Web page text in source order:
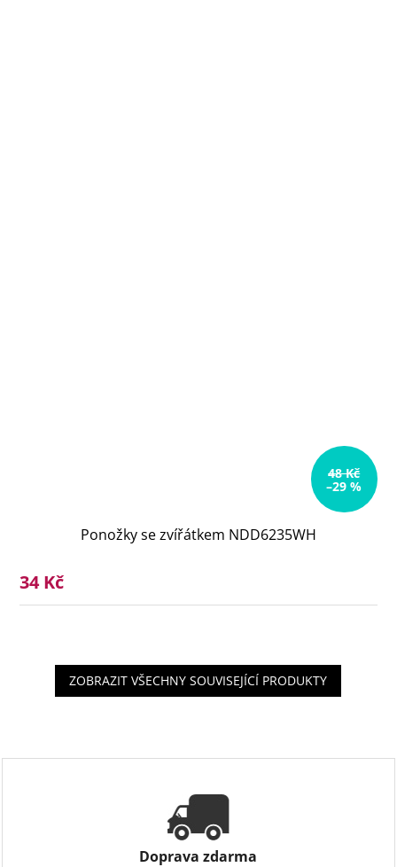
48 Kč
–29 %
Ponožky se zvířátkem NDD6235WH
34 Kč
ZOBRAZIT VŠECHNY SOUVISEJÍCÍ PRODUKTY
Doprava zdarma